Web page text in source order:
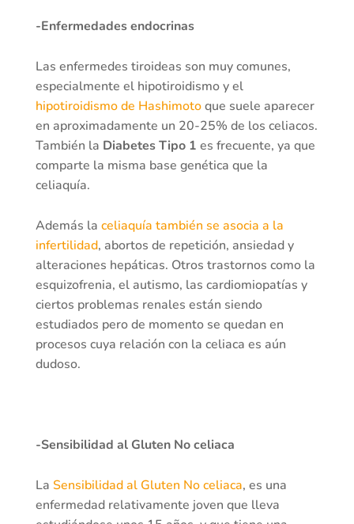
-Enfermedades endocrinas
Las enfermedes tiroideas son muy comunes,
especialmente el hipotiroidismo y el
hipotiroidismo de Hashimotoque suele aparecer
en aproximadamente un 20-25% de los celiacos.
También la Diabetes Tipo 1 es frecuente, ya que
comparte la misma base genética que la
celiaquía.
Además la celiaquía también se asocia a la
infertilidad, abortos de repetición, ansiedad y
alteraciones hepáticas. Otros trastornos como la
esquizofrenia, el autismo, las cardiomiopatías y
ciertos problemas renales están siendo
estudiados pero de momento se quedan en
procesos cuya relación con la celiaca es aún
dudoso.
-Sensibilidad al Gluten No celiaca
La Sensibilidad al Gluten No celiaca, es una
enfermedad relativamente joven que lleva